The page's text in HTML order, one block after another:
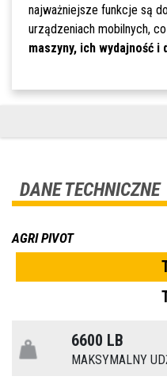
najważniejsze funkcje są
urządzeniach mobilnych,
maszyny, ich wydajność i
DANE TECHNICZNE
AGRI PIVOT
6600 LB
MAKSYMALNY